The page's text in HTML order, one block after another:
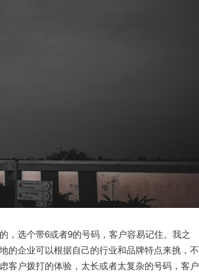
选个带6或者9的号码，客户容易记住。我之
的企业可以根据自己的行业和品牌特点来挑，不
客户拨打的体验，太长或者太复杂的号码，客户